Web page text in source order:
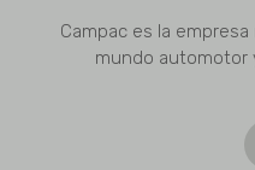
Campac es la
mundo automotor